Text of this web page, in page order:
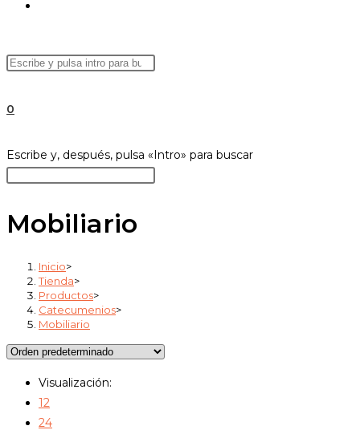
DE
LA
WEB
Buscar
esta
panel
de
0
Buscar
en
web
Escribe y, después, pulsa «Intro» para buscar
Mobiliario
Inicio>
Tienda>
Productos>
Catecumenios>
Mobiliario
Visualización:
12
24